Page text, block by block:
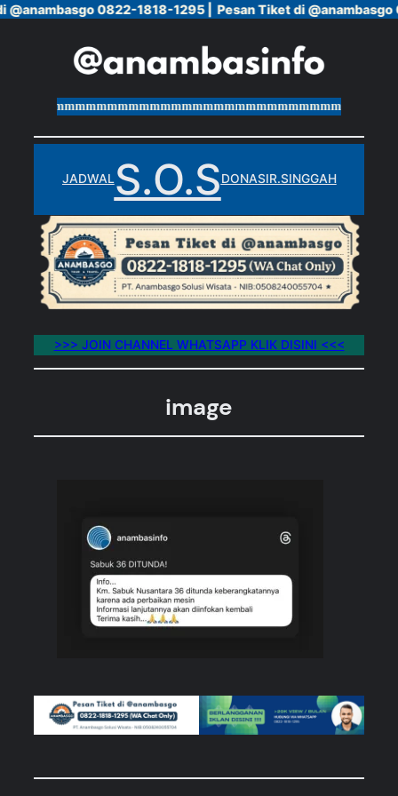
@anambasgo 0822-1818-1295 | Pesan Tiket di
JADWALS.O.SDONASIR.SINGGAH
>>> JOIN CHANNEL WHATSAPP KLIK DISINI <<<
image
@anambasgo 0822-1818-1295 | Pesan Tiket di